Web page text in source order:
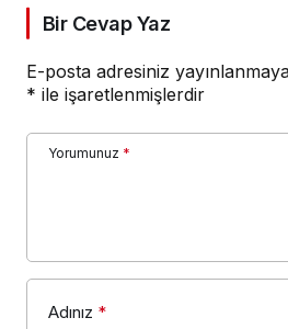
Bir Cevap Yaz
E-posta adresiniz
* ile işaretlenmişlerdir
Yorumunuz *
Adınız *